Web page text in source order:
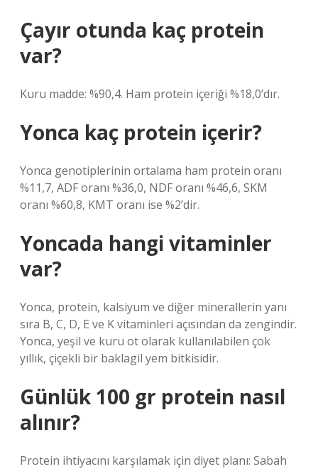
Çayır otunda kaç protein
var?
Kuru madde: %90,4. Ham protein içeriği %18,0’dır.
Yonca kaç protein içerir?
Yonca genotiplerinin ortalama ham protein oranı
%11,7, ADF oranı %36,0, NDF oranı %46,6, SKM
oranı %60,8, KMT oranı ise %2’dir.
Yoncada hangi vitaminler
var?
Yonca, protein, kalsiyum ve diğer minerallerin yanı
sıra B, C, D, E ve K vitaminleri açısından da zengindir.
Yonca, yeşil ve kuru ot olarak kullanılabilen çok
yıllık, çiçekli bir baklagil yem bitkisidir.
Günlük 100 gr protein nasıl
alınır?
Protein ihtiyacını karşılamak için diyet planı: Sabah